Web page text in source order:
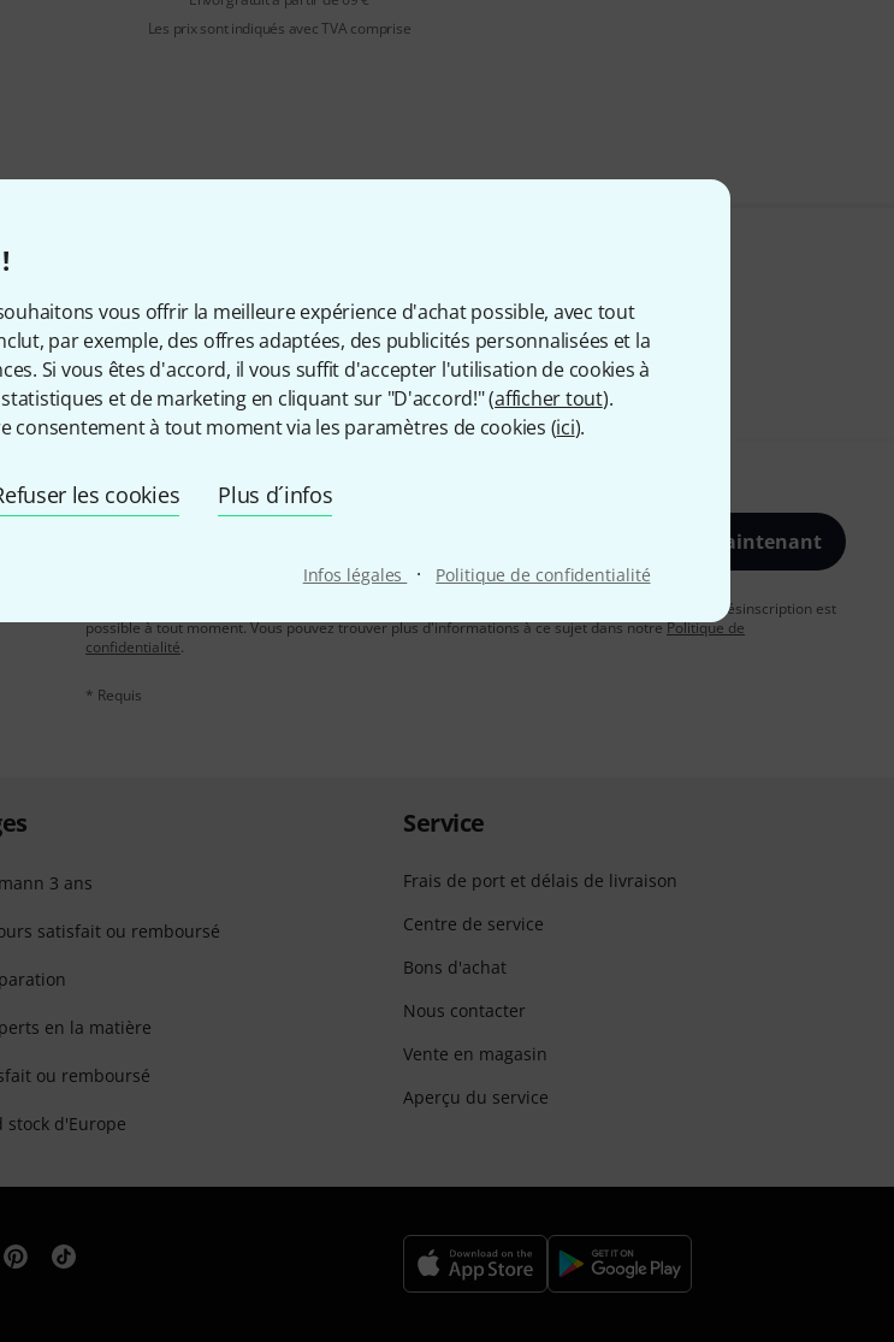
vous offrir la meilleure expérience d'achat possible, avec tout
par exemple, des offres adaptées, des publicités personnalisées et la
Si vous êtes d'accord, il vous suffit d'accepter l'utilisation de cookies à
et de marketing en cliquant sur "D'accord!" (afficher tout).
consentement à tout moment via les paramètres de cookies (ici).
les cookies Plus d´infos
Infos légales · Politique de confidentialité
Les prix sont indiqués avec TVA comprise
ce que vous voyez ?
Aide et commentaires
S'inscrire maintenant
En cliquant sur "S'inscrire maintenant", vous acceptez de recevoir des publicités par e-mail. La désinscription est
possible à tout moment. Vous pouvez trouver plus d'informations à ce sujet dans notrePolitique de
confidentialité.
* Requis
3 ans
satisfait ou remboursé
en la matière
ou remboursé
stock d'Europe
Service
Frais de port et délais de livraison
Centre de service
Bons d'achat
Nous contacter
Vente en magasin
Aperçu du service